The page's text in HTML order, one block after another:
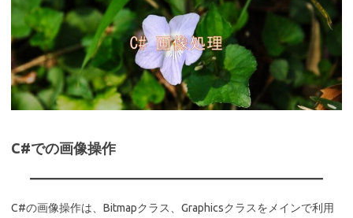
C#での画像操作
C#の画像操作は、Bitmapクラス、Graphicsクラスをメインで利用